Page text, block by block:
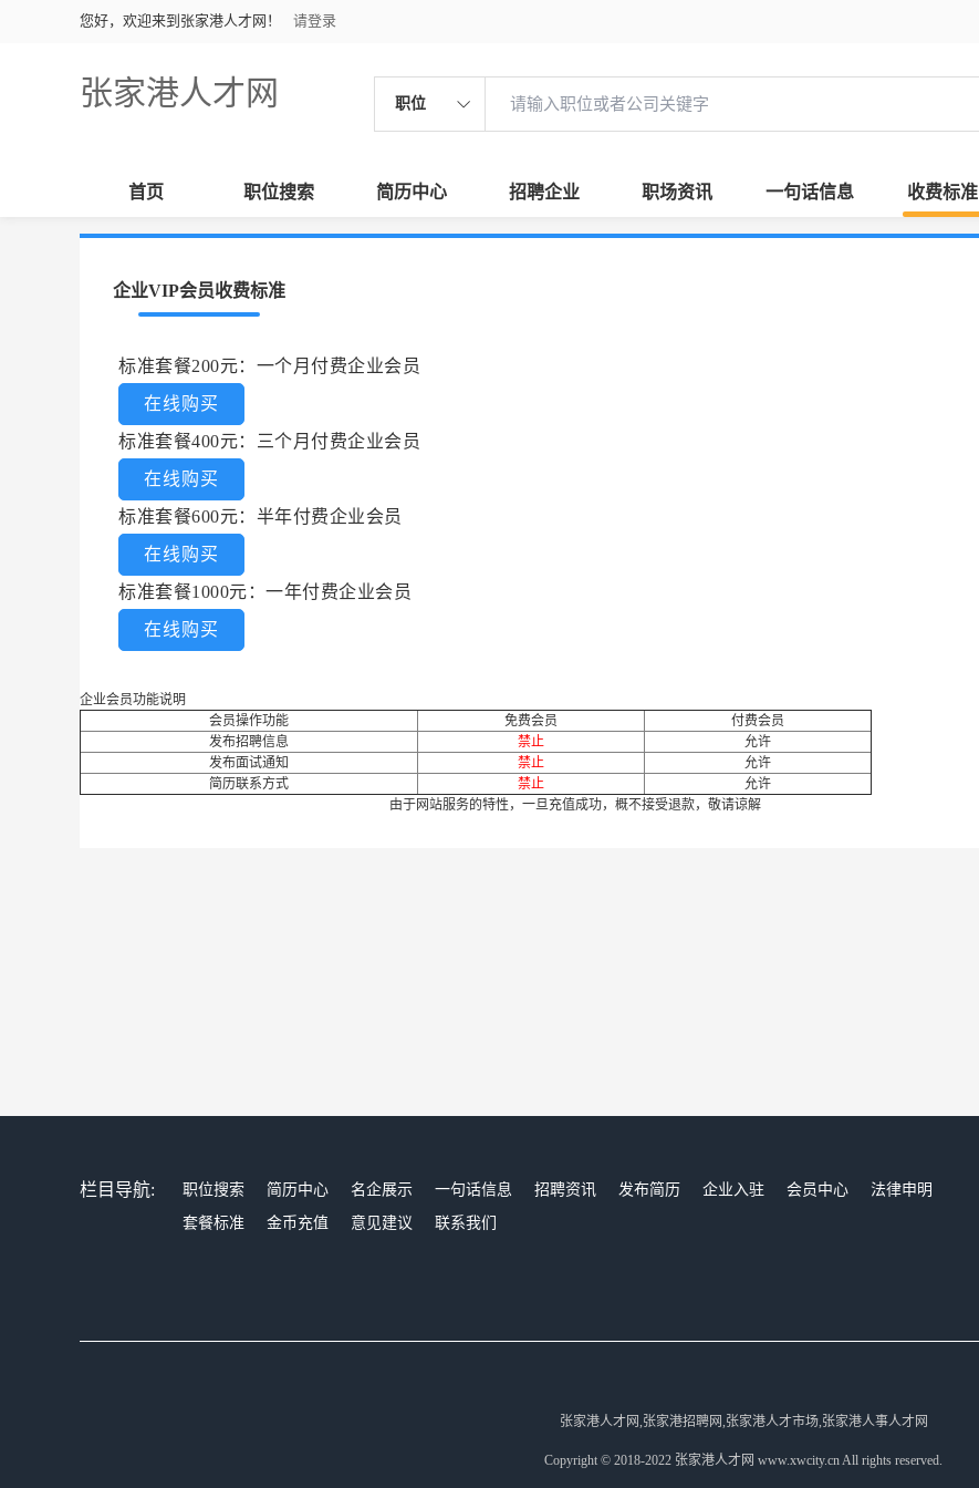
您好，欢迎来到张家港人才网！ 请登录
张家港人才网 职位
首页 职位搜索 简历中心 招聘企业 职场资讯 一句话信息 收费标准
企业VIP会员收费标准
标准套餐200元：一个月付费企业会员
在线购买
标准套餐400元：三个月付费企业会员
在线购买
标准套餐600元：半年付费企业会员
在线购买
标准套餐1000元：一年付费企业会员
在线购买
企业会员功能说明
会员操作功能
免费会员
付费会员
发布招聘信息
禁止
允许
发布面试通知
禁止
允许
简历联系方式
禁止
允许
由于网站服务的特性，一旦充值成功，概不接受退款，敬请谅解
栏目导航: 职位搜索 简历中心 名企展示 一句话信息 招聘资讯 发布简历 企业入驻 会员中心
法律申明
套餐标准
金币充值 意见建议 联系我们
张家港人才网,张家港招聘网,张家港人才市场,张家港人事人才网
Copyright © 2018-2022 张家港人才网 www.xwcity.cn All rights reserved.